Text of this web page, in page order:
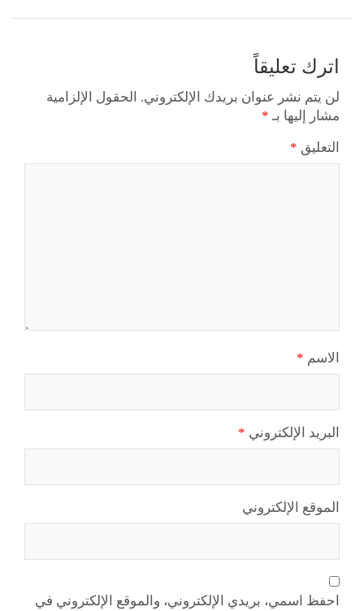
اترك تعليقاً
لن يتم نشر عنوان بريدك الإلكتروني. الحقول الإلزامية
مشار إليها بـ *
التعليق *
الاسم *
البريد الإلكتروني *
الموقع الإلكتروني
احفظ اسمي، بريدي الإلكتروني، والموقع الإلكتروني في